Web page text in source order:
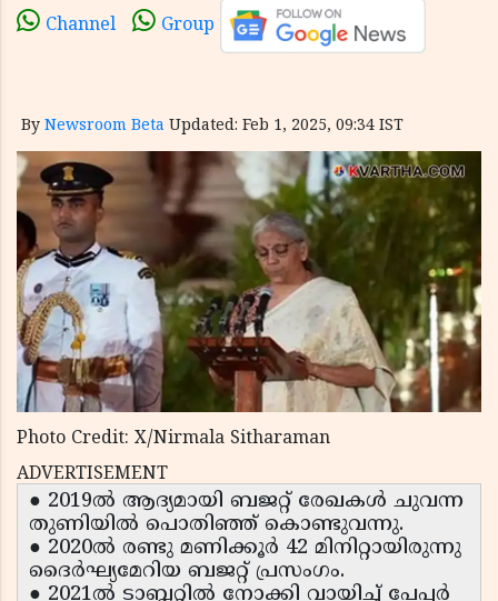
Channel Group
By Newsroom Beta Updated: Feb 1, 2025, 09:34 IST
Photo Credit: X/Nirmala Sitharaman
ADVERTISEMENT
● 2019ല്‍ ആദ്യമായി ബജറ്റ് രേഖകള്‍ ചുവന്ന
തുണിയില്‍ പൊതിഞ്ഞ് കൊണ്ടുവന്നു.
● 2020ല്‍ രണ്ടു മണിക്കൂര്‍ 42 മിനിറ്റായിരുന്നു
ദൈര്‍ഘ്യമേറിയ ബജറ്റ് പ്രസംഗം.
● 2021ല്‍ ടാബ്ലറ്റില്‍ നോക്കി വായിച്ച് പേപ്പര്‍